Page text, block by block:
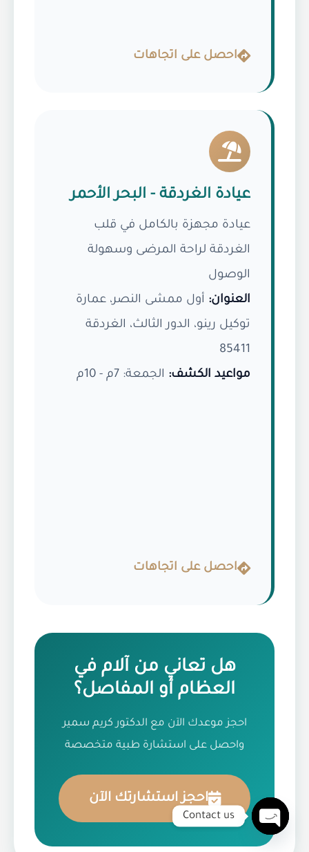
احصل على اتجاهات
عيادة الغردقة - البحر الأحمر
عيادة مجهزة بالكامل في قلب
الغردقة لراحة المرضى وسهولة
الوصول
العنوان: أول ممشى النصر، عمارة
توكيل رينو، الدور الثالث، الغردقة
85411
مواعيد الكشف: الجمعة: 7م - 10م
احصل على اتجاهات
هل تعاني من آلام في
العظام أو المفاصل؟
احجز موعدك الآن مع الدكتور كريم سمير
واحصل على استشارة طبية متخصصة
احجز استشارتك الآن
Contact us
Open chaty